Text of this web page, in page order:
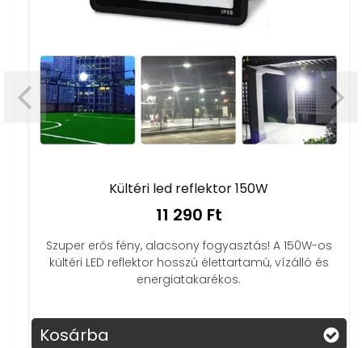
Kültéri led reflektor 150W
11 290 Ft
Szuper erős fény, alacsony fogyasztás! A 150W-os
kültéri LED reflektor hosszú élettartamú, vízálló és
energiatakarékos.
Kosárba